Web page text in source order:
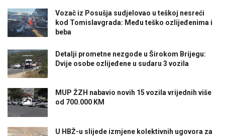
Vozač iz Posušja sudjelovao u teškoj nesreći
kod Tomislavgrada: Među teško ozlijeđenima i
beba
Detalji prometne nezgode u Širokom Brijegu:
Dvije osobe ozlijeđene u sudaru 3 vozila
MUP ŽZH nabavio novih 15 vozila vrijednih više
od 700.000 KM
U HBŽ-u slijede izmjene kolektivnih ugovora za